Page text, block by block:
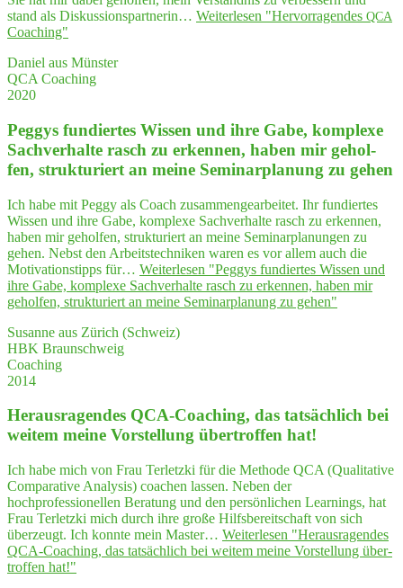
stand als Diskussionspartnerin… Weiterlesen "Her­vor­ra­gen­des QCA
Coaching"
Daniel aus Münster
QCA Coaching
2020
Peg­gys fun­dier­tes Wis­sen und ihre Gabe, kom­ple­xe
Sach­ver­hal­te rasch zu erken­nen, haben mir gehol­
fen, struk­tu­riert an mei­ne Semi­nar­pla­nung zu gehen
Ich habe mit Peggy als Coach zusammengearbeitet. Ihr fundiertes
Wissen und ihre Gabe, komplexe Sachverhalte rasch zu erkennen,
haben mir geholfen, strukturiert an meine Seminarplanungen zu
gehen. Nebst den Arbeitstechniken waren es vor allem auch die
Motivationstipps für… Weiterlesen "Peg­gys fun­dier­tes Wis­sen und
ihre Gabe, kom­ple­xe Sach­ver­hal­te rasch zu erken­nen, haben mir
gehol­fen, struk­tu­riert an mei­ne Semi­nar­pla­nung zu gehen"
Susanne aus Zürich (Schweiz)
HBK Braunschweig
Coaching
2014
Her­aus­ra­gen­des QCA-Coa­ching, das tat­säch­lich bei
wei­tem mei­ne Vor­stel­lung über­trof­fen hat!
Ich habe mich von Frau Terletzki für die Methode QCA (Qualitative
Comparative Analysis) coachen lassen. Neben der
hochprofessionellen Beratung und den persönlichen Learnings, hat
Frau Terletzki mich durch ihre große Hilfsbereitschaft von sich
überzeugt. Ich konnte mein Master… Weiterlesen "Her­aus­ra­gen­des
QCA-Coa­ching, das tat­säch­lich bei wei­tem mei­ne Vor­stel­lung über­
trof­fen hat!"